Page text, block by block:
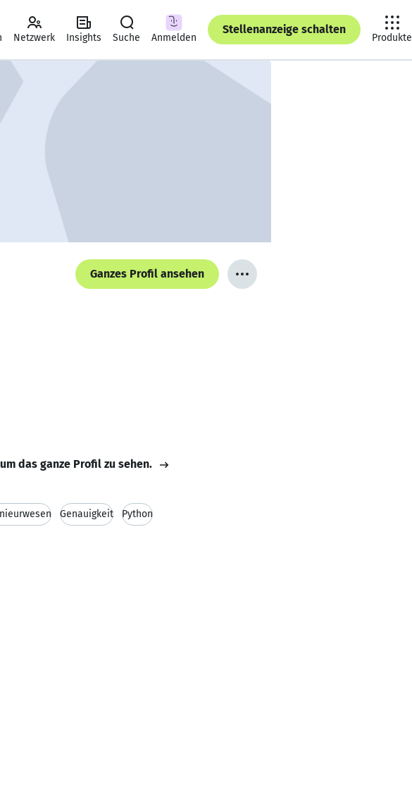
Netzwerk Insights Suche Anmelden
Stellenanzeige schalten
Produkte
Ganzes Profil ansehen
das ganze Profil zu sehen.
Genauigkeit Python